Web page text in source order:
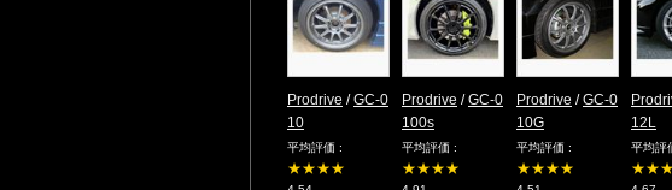
Prodrive /GC-0
10
平均評価 :
★★★★
Prodrive /GC-0
100s
平均評価 :
★★★★
Prodrive /GC‐0
10G
平均評価 :
★★★★
12L
平均評